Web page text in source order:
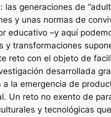
generaciones de
y unas normas de
educativo –y aquí
y transformaciones
reto con el objeto de
desarrollada
la emergencia de
Un reto no exento de
y tecnológicas